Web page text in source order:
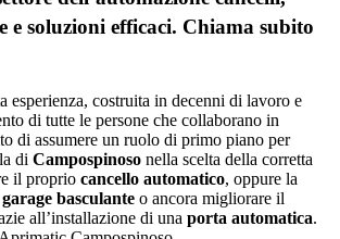
e soluzioni efficaci. Chiama subito
esperienza, costruita in decenni di lavoro e
di tutte le persone che collaborano in
di assumere un ruolo di primo piano per
di Campospinoso nella scelta della corretta
il proprio cancello automatico, oppure la
garage basculante o ancora migliorare il
all’installazione di una porta automatica.